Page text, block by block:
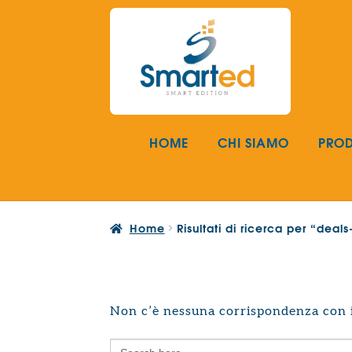
Vai
navigazione
Vai
HOME CHI SIAMO
Home Risultati di ricerca per
Non c’è nessuna corrispondenza
Search